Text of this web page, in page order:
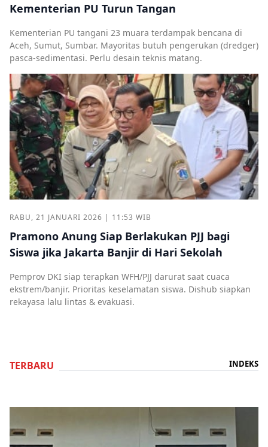
Kementerian PU Turun Tangan
Kementerian PU tangani 23 muara terdampak bencana di
Aceh, Sumut, Sumbar. Mayoritas butuh pengerukan (dredger)
pasca-sedimentasi. Perlu desain teknis matang.
RABU, 21 JANUARI 2026 | 11:53 WIB
Pramono Anung Siap Berlakukan PJJ bagi
Siswa jika Jakarta Banjir di Hari Sekolah
Pemprov DKI siap terapkan WFH/PJJ darurat saat cuaca
ekstrem/banjir. Prioritas keselamatan siswa. Dishub siapkan
rekayasa lalu lintas & evakuasi.
TERBARU INDEKS